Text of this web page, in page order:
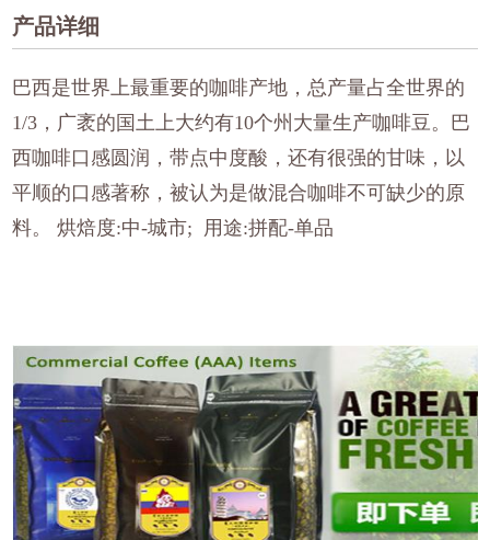
产品详细
巴西是世界上最重要的咖啡产地，总产量占全世界的
1/3，广袤的国土上大约有10个州大量生产咖啡豆。巴
西咖啡口感圆润，带点中度酸，还有很强的甘味，以
平顺的口感著称，被认为是做混合咖啡不可缺少的原
料。 烘焙度:中-城市; 用途:拼配-单品